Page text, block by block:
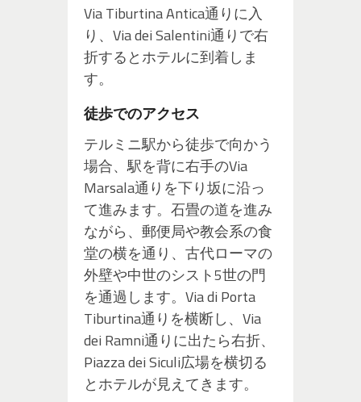
Via Tiburtina Antica通りに入
り、Via dei Salentini通りで右
折するとホテルに到着しま
す。
徒歩でのアクセス
テルミニ駅から徒歩で向かう
場合、駅を背に右手のVia
Marsala通りを下り坂に沿っ
て進みます。石畳の道を進み
ながら、郵便局や教会系の食
堂の横を通り、古代ローマの
外壁や中世のシスト5世の門
を通過します。Via di Porta
Tiburtina通りを横断し、Via
dei Ramni通りに出たら右折、
Piazza dei Siculi広場を横切る
とホテルが見えてきます。